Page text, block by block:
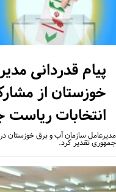
پیام قدردانی
خوزستان از
انتخابات ریاست
سازمان آب و برق خوزستان در
تقدیر کرد.